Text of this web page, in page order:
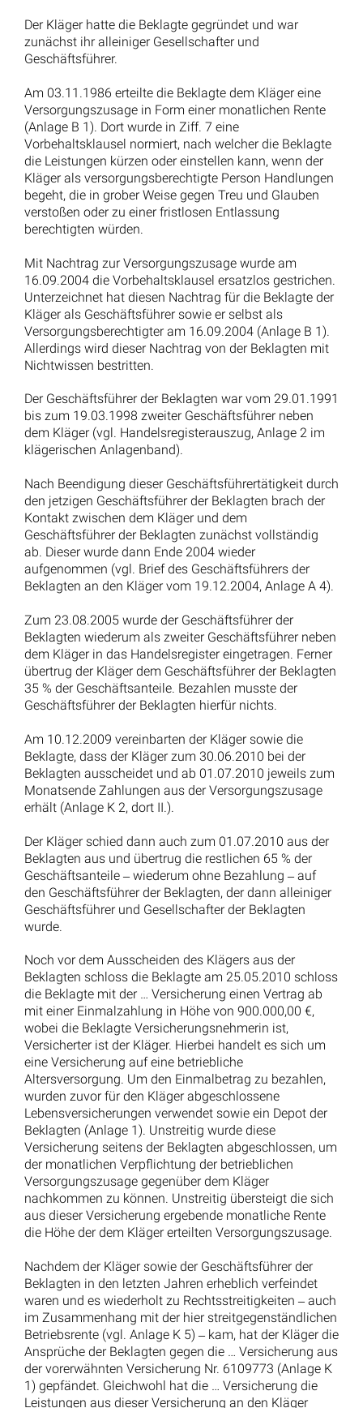
Der Kläger hatte die Beklagte gegründet und war
zunächst ihr alleiniger Gesellschafter und
Geschäftsführer.
Am 03.11.1986 erteilte die Beklagte dem Kläger eine
Versorgungszusage in Form einer monatlichen Rente
(Anlage B 1). Dort wurde in Ziff. 7 eine
Vorbehaltsklausel normiert, nach welcher die Beklagte
die Leistungen kürzen oder einstellen kann, wenn der
Kläger als versorgungsberechtigte Person Handlungen
begeht, die in grober Weise gegen Treu und Glauben
verstoßen oder zu einer fristlosen Entlassung
berechtigten würden.
Mit Nachtrag zur Versorgungszusage wurde am
16.09.2004 die Vorbehaltsklausel ersatzlos gestrichen.
Unterzeichnet hat diesen Nachtrag für die Beklagte der
Kläger als Geschäftsführer sowie er selbst als
Versorgungsberechtigter am 16.09.2004 (Anlage B 1).
Allerdings wird dieser Nachtrag von der Beklagten mit
Nichtwissen bestritten.
Der Geschäftsführer der Beklagten war vom 29.01.1991
bis zum 19.03.1998 zweiter Geschäftsführer neben
dem Kläger (vgl. Handelsregisterauszug, Anlage 2 im
klägerischen Anlagenband).
Nach Beendigung dieser Geschäftsführertätigkeit durch
den jetzigen Geschäftsführer der Beklagten brach der
Kontakt zwischen dem Kläger und dem
Geschäftsführer der Beklagten zunächst vollständig
ab. Dieser wurde dann Ende 2004 wieder
aufgenommen (vgl. Brief des Geschäftsführers der
Beklagten an den Kläger vom 19.12.2004, Anlage A 4).
Zum 23.08.2005 wurde der Geschäftsführer der
Beklagten wiederum als zweiter Geschäftsführer neben
dem Kläger in das Handelsregister eingetragen. Ferner
übertrug der Kläger dem Geschäftsführer der Beklagten
35 % der Geschäftsanteile. Bezahlen musste der
Geschäftsführer der Beklagten hierfür nichts.
Am 10.12.2009 vereinbarten der Kläger sowie die
Beklagte, dass der Kläger zum 30.06.2010 bei der
Beklagten ausscheidet und ab 01.07.2010 jeweils zum
Monatsende Zahlungen aus der Versorgungszusage
erhält (Anlage K 2, dort II.).
Der Kläger schied dann auch zum 01.07.2010 aus der
Beklagten aus und übertrug die restlichen 65 % der
Geschäftsanteile ‒ wiederum ohne Bezahlung ‒ auf
den Geschäftsführer der Beklagten, der dann alleiniger
Geschäftsführer und Gesellschafter der Beklagten
wurde.
Noch vor dem Ausscheiden des Klägers aus der
Beklagten schloss die Beklagte am 25.05.2010 schloss
die Beklagte mit der … Versicherung einen Vertrag ab
mit einer Einmalzahlung in Höhe von 900.000,00 €,
wobei die Beklagte Versicherungsnehmerin ist,
Versicherter ist der Kläger. Hierbei handelt es sich um
eine Versicherung auf eine betriebliche
Altersversorgung. Um den Einmalbetrag zu bezahlen,
wurden zuvor für den Kläger abgeschlossene
Lebensversicherungen verwendet sowie ein Depot der
Beklagten (Anlage 1). Unstreitig wurde diese
Versicherung seitens der Beklagten abgeschlossen, um
der monatlichen Verpflichtung der betrieblichen
Versorgungszusage gegenüber dem Kläger
nachkommen zu können. Unstreitig übersteigt die sich
aus dieser Versicherung ergebende monatliche Rente
die Höhe der dem Kläger erteilten Versorgungszusage.
Nachdem der Kläger sowie der Geschäftsführer der
Beklagten in den letzten Jahren erheblich verfeindet
waren und es wiederholt zu Rechtsstreitigkeiten ‒ auch
im Zusammenhang mit der hier streitgegenständlichen
Betriebsrente (vgl. Anlage K 5) ‒ kam, hat der Kläger die
Ansprüche der Beklagten gegen die … Versicherung aus
der vorerwähnten Versicherung Nr. 6109773 (Anlage K
1) gepfändet. Gleichwohl hat die … Versicherung die
Leistungen aus dieser Versicherung an den Kläger